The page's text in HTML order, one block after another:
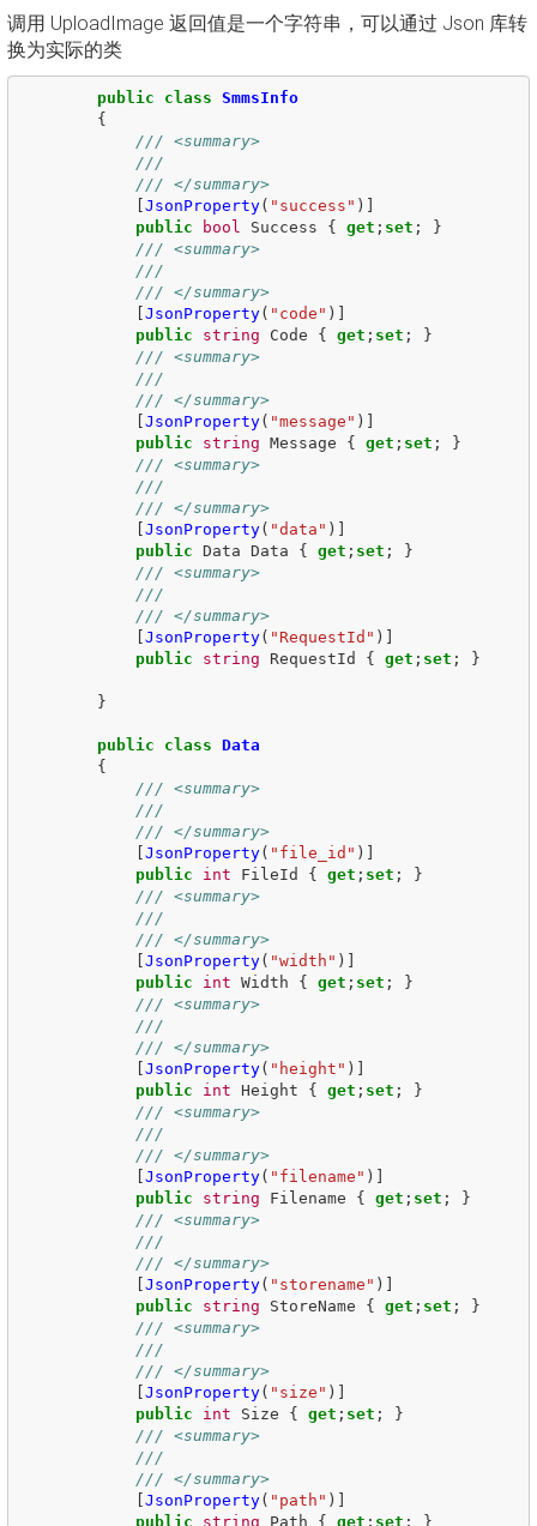
调用 UploadImage 返回值是一个字符串，可以通过 Json 库转
换为实际的类
public class SmmsInfo
{
/// <summary>
///
/// </summary>
JsonProperty( "success" )]
public
bool Success { get ; set ;
}
/// <summary>
///
/// </summary>
JsonProperty( "code" )]
public
string Code { get ; set ;
}
/// <summary>
///
/// </summary>
JsonProperty( "message" )]
public
string Message { get ; set ;
}
/// <summary>
///
/// </summary>
JsonProperty( "data" )]
public Data Data { get ; set ;
}
/// <summary>
///
/// </summary>
JsonProperty( "RequestId" )]
public
string RequestId { get ; set ; }
}
public class Data
{
/// <summary>
///
/// </summary>
JsonProperty( "file_id" )]
public
int FileId { get ; set ;
}
/// <summary>
///
/// </summary>
JsonProperty( "width" )]
public
int Width { get ; set ;
}
/// <summary>
///
/// </summary>
JsonProperty( "height" )]
public
int Height { get ; set ;
}
/// <summary>
///
/// </summary>
JsonProperty( "filename" )]
public
string Filename { get ; set ;
}
/// <summary>
///
/// </summary>
JsonProperty( "storename" )]
public
string StoreName { get ; set ;
}
/// <summary>
///
/// </summary>
JsonProperty( "size" )]
public
int Size { get ; set ;
}
/// <summary>
///
/// </summary>
JsonProperty( "path" )]
public
string Path { get ; set ; }